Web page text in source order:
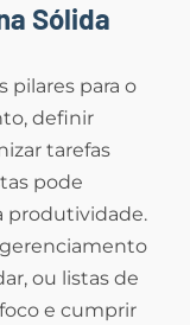
Sólida
pilares para o
definir
tarefas
pode
produtividade.
ou listas de
e cumprir